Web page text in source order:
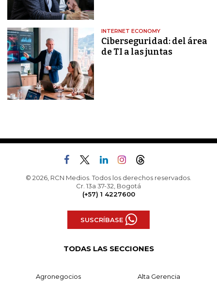
INTERNET ECONOMY
Ciberseguridad: del área
de TI a las juntas
© 2026, RCN Medios. Todos los derechos reservados.
Cr. 13a 37-32, Bogotá
(+57) 1 4227600
SUSCRÍBASE
TODAS LAS SECCIONES
Agronegocios Alta Gerencia